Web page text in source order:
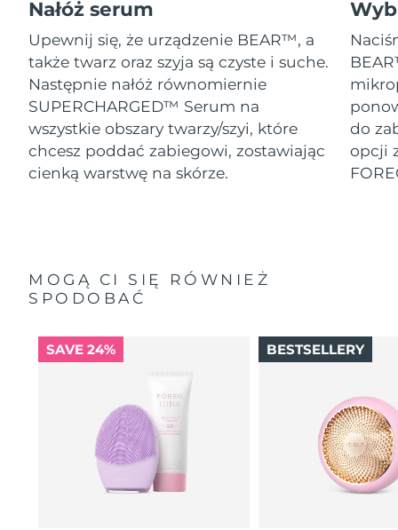
Nałóż serum
Upewnij się, że urządzenie BEAR™, a
także twarz oraz szyja są czyste i suche.
Następnie nałóż równomiernie
SUPERCHARGED™ Serum na
wszystkie obszary twarzy/szyi, które
chcesz poddać zabiegowi, zostawiając
cienką warstwę na skórze.
do
opcji
MOGĄ CI SIĘ RÓWNIEŻ
SPODOBAĆ
SAVE 24% BESTSELLERY